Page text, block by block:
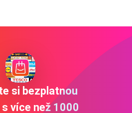
si bezplatnou
více než 1000